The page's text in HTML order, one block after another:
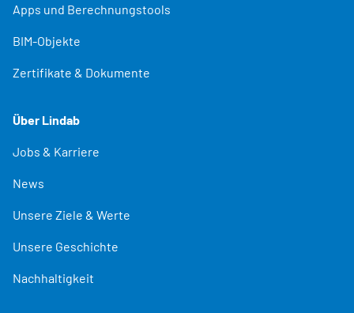
Apps und Berechnungstools
BIM-Objekte
Zertifikate & Dokumente
Über Lindab
Jobs & Karriere
News
Unsere Ziele & Werte
Unsere Geschichte
Nachhaltigkeit